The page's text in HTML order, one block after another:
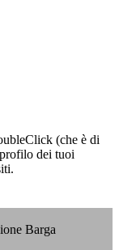
(che è di
dei tuoi
Barga